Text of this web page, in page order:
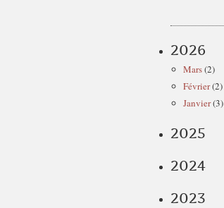
2026
Mars(2)
Février(2)
Janvier(3)
2025
2024
2023